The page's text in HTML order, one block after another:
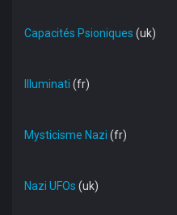
Capacités Psioniques (uk)
Illuminati (fr)
Mysticisme Nazi (fr)
Nazi UFOs (uk)